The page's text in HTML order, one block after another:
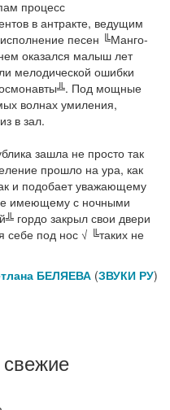
процесс
в антракте, ведущим
песен ╚Манго-
оказался малыш лет
мелодической ошибки
Под мощные
волнах умиления,
в зал.
зашла не просто так
прошло на ура, как
и подобает уважающему
имеющему с ночными
гордо закрыл свои двери
себе под нос √ ╚таких не
БЕЛЯЕВА (ЗВУКИ РУ)